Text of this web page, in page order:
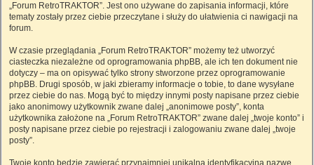
„Forum RetroTRAKTOR”. Jest ono używane do zapisania informacji, które
tematy zostały przez ciebie przeczytane i służy do ułatwienia ci nawigacji na
forum.
W czasie przeglądania „Forum RetroTRAKTOR” możemy też utworzyć
ciasteczka niezależne od oprogramowania phpBB, ale ich ten dokument nie
dotyczy – ma on opisywać tylko strony stworzone przez oprogramowanie
phpBB. Drugi sposób, w jaki zbieramy informacje o tobie, to dane wysyłane
przez ciebie do nas. Mogą być to między innymi posty napisane przez ciebie
jako anonimowy użytkownik zwane dalej „anonimowe posty”, konta
użytkownika założone na „Forum RetroTRAKTOR” zwane dalej „twoje konto” i
posty napisane przez ciebie po rejestracji i zalogowaniu zwane dalej „twoje
posty”.
Twoje konto będzie zawierać przynajmniej unikalną identyfikacyjną nazwę